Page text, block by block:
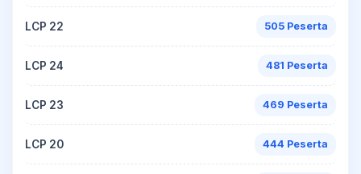
LCP 22 505 Peserta
LCP 24 481 Peserta
LCP 23 469 Peserta
LCP 20 444 Peserta